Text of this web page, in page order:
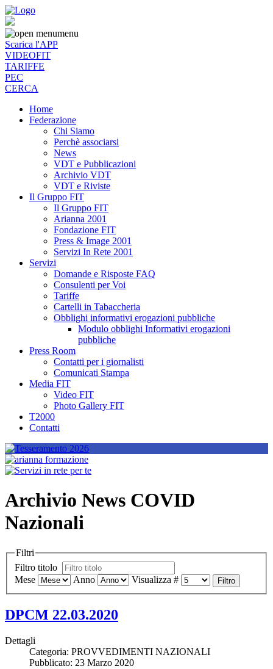
menu
Scarica l'APP
VIDEOFIT
TARIFFE
PEC
CERCA
Home
Federazione
Chi Siamo
Perchè associarsi
News
VDT e Pubblicazioni
Archivio VDT
VDT e Riviste
Il Gruppo FIT
Il Gruppo FIT
Arianna 2001
Fondazione FIT
Press & Image 2001
Servizi In Rete 2001
Servizi
Domande e Risposte FAQ
Consulenti per Voi
Tariffe
Cartelli in Tabaccheria
Obblighi informativi erogazioni pubbliche
Modulo obblighi Informativi erogazioni
pubbliche
Press Room
Contatti per i giornalisti
Comunicati Stampa
Media FIT
Video FIT
Photo Gallery FIT
T2000
Contatti
Archivio News COVID
Nazionali
Filtri
Filtro titolo
Mese
Anno Visualizza # Filtro
DPCM 22.03.2020
Dettagli
Categoria: PROVVEDIMENTI NAZIONALI
Pubblicato: 23 Marzo 2020